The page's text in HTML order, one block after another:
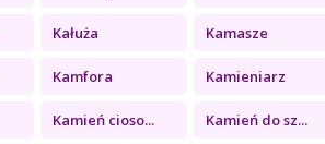
Kałuża Kamasze
Kamfora Kamieniarz
Kamień cioso... Kamień do sz...